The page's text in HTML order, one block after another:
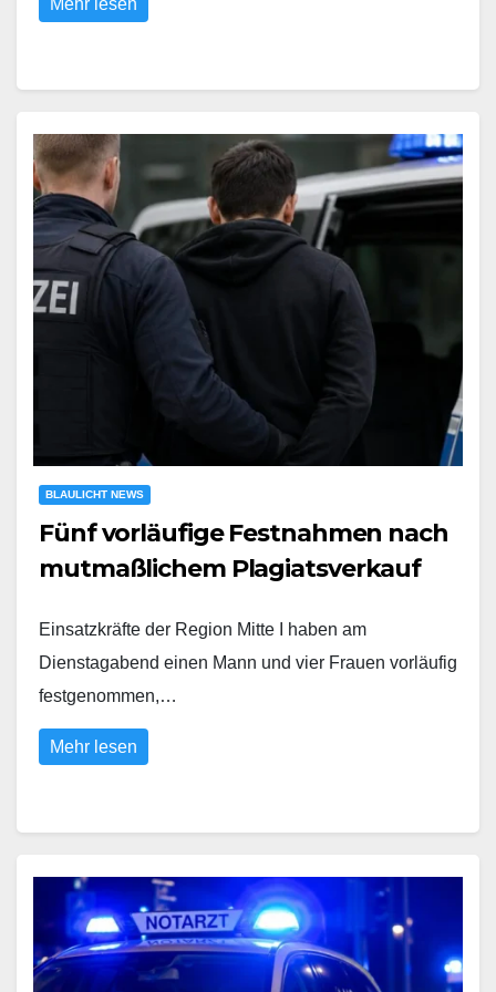
Mehr lesen
BLAULICHT NEWS
Fünf vorläufige Festnahmen nach
mutmaßlichem Plagiatsverkauf
Einsatzkräfte der Region Mitte I haben am
Dienstagabend einen Mann und vier Frauen vorläufig
festgenommen,…
Mehr lesen